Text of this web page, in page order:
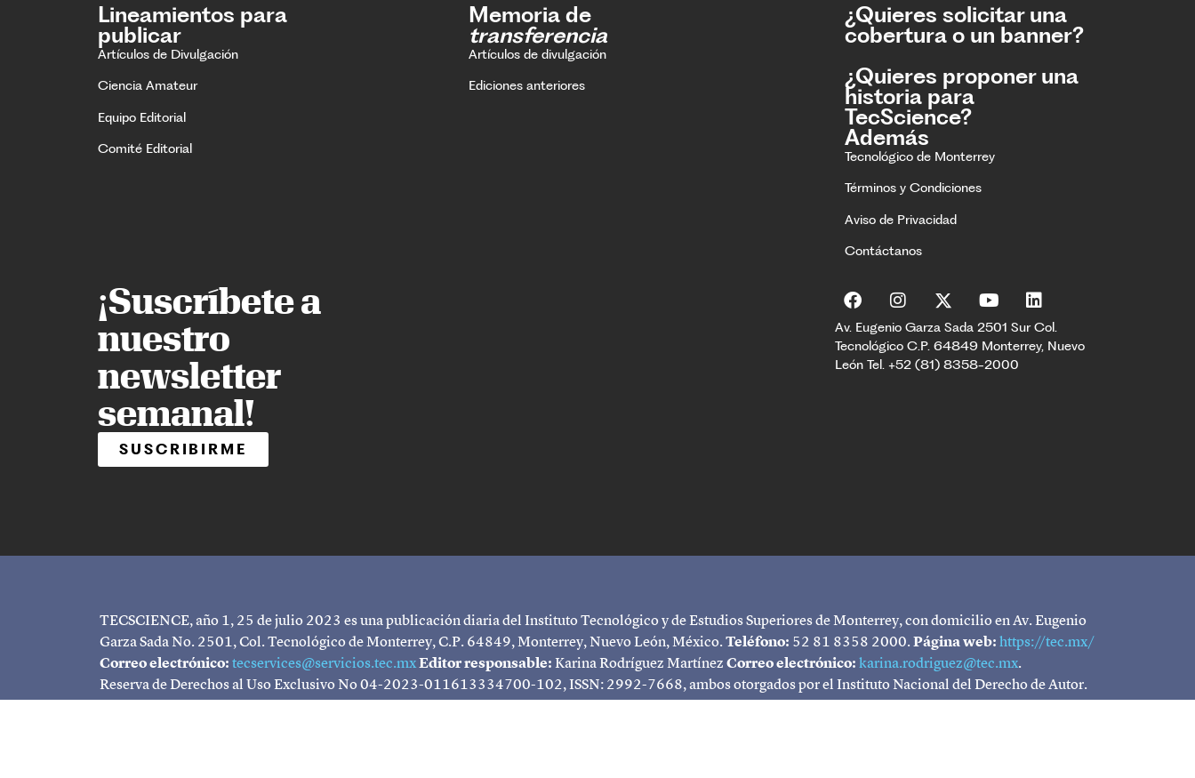
Lineamientos para
publicar
Artículos de Divulgación
Ciencia Amateur
Equipo Editorial
Comité Editorial
Memoria de
transferencia
Artículos de divulgación
Ediciones anteriores
¿Quieres solicitar una
cobertura o un banner?
¿Quieres proponer una
historia para
TecScience?
Además
Tecnológico de Monterrey
Términos y Condiciones
Aviso de Privacidad
Contáctanos
¡Suscríbete a
nuestro
newsletter
semanal!
SUSCRIBIRME
Av. Eugenio Garza Sada 2501 Sur Col.
Tecnológico C.P. 64849 Monterrey, Nuevo
León Tel. +52 (81) 8358-2000
TECSCIENCE, año 1, 25 de julio 2023 es una publicación diaria del Instituto Tecnológico y de Estudios Superiores de Monterrey, con domicilio en Av. Eugenio
Garza Sada No. 2501, Col. Tecnológico de Monterrey, C.P. 64849, Monterrey, Nuevo León, México.Teléfono: 52 81 8358 2000.Página web:https://tec.mx/
Correo electrónico:tecservices@servicios.tec.mxEditor responsable:Karina Rodríguez MartínezCorreo electrónico:karina.rodriguez@tec.mx.
Reserva de Derechos al Uso Exclusivo No 04-2023-011613334700-102, ISSN: 2992-7668, ambos otorgados por el Instituto Nacional del Derecho de Autor.
Responsable de la última actualización de este sitio, responsable: Karina Rodríguez Martínez, Av. Eugenio Garza Sada No. 2501, Col. Tecnológico de Monterrey,